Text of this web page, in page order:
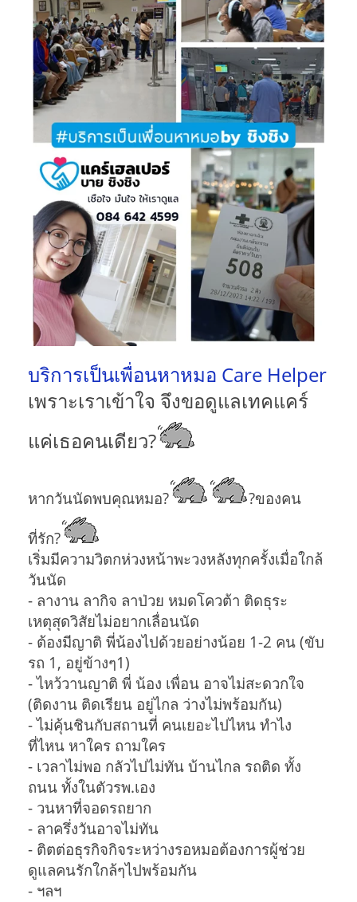
บริการเป็นเพื่อนหาหมอ Care Helper
เพราะเราเข้าใจ จึงขอดูแลเทคแคร์
แค่เธอคนเดียว?
หากวันนัดพบคุณหมอ?
?ของคน
ที่รัก?
เริ่มมีความวิตกห่วงหน้าพะวงหลังทุกครั้งเมื่อใกล้
วันนัด
- ลางาน ลากิจ ลาป่วย หมดโควต้า ติดธุระ
เหตุสุดวิสัยไม่อยากเลื่อนนัด
- ต้องมีญาติ พี่น้องไปด้วยอย่างน้อย 1-2 คน (ขับ
รถ 1, อยู่ข้างๆ1)
- ไหว้วานญาติ พี่ น้อง เพื่อน อาจไม่สะดวกใจ
(ติดงาน ติดเรียน อยู่ไกล ว่างไม่พร้อมกัน)
- ไม่คุ้นชินกับสถานที่ คนเยอะไปไหน ทำไง
ที่ไหน หาใคร ถามใคร
- เวลาไม่พอ กลัวไปไม่ทัน บ้านไกล รถติด ทั้ง
ถนน ทั้งในตัวรพ.เอง
- วนหาที่จอดรถยาก
- ลาครึ่งวันอาจไม่ทัน
- ติตต่อธุรกิจกิจระหว่างรอหมอต้องการผู้ช่วย
ดูแลคนรักใกล้ๆไปพร้อมกัน
- ฯลฯ